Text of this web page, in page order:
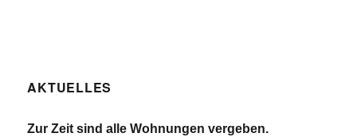
AKTUELLES
Zur Zeit sind alle Wohnungen vergeben.